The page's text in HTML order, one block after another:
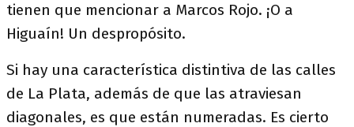
tienen que mencionar a Marcos Rojo. ¡O a
Higuaín! Un despropósito.
Si hay una característica distintiva de las calles
de La Plata, además de que las atraviesan
diagonales, es que están numeradas. Es cierto